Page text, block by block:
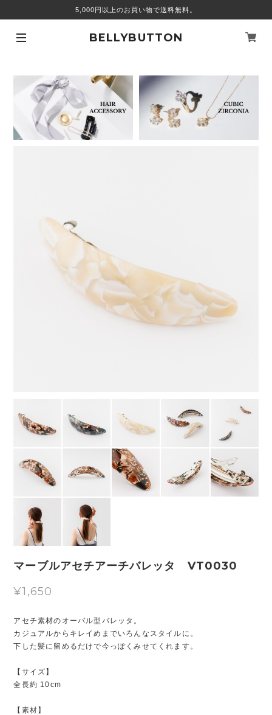
5,000円以上のお買い物で送料無料。
BELLYBUTTON
マーブルアセチアーチバレッタ VT0030
¥1,650
アセチ素材のオーバル型バレッタ。
カジュアルからキレイめまでいろんなスタイルに。
下した髪に留めるだけで今っぽくみせてくれます。
【サイズ】
全長約 10cm
【素材】